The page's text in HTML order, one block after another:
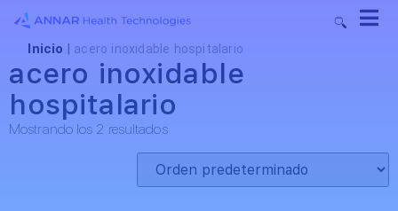
Inicio acero inoxidable hospitalario
acero inoxidable
hospitalario
Mostrando los 2 resultados